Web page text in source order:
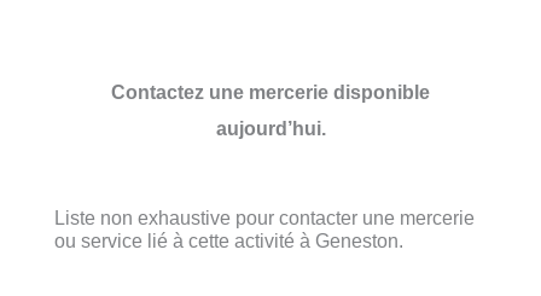
Contactez une mercerie disponible
aujourd’hui.
Liste non exhaustive pour contacter une mercerie
ou service lié à cette activité à Geneston.